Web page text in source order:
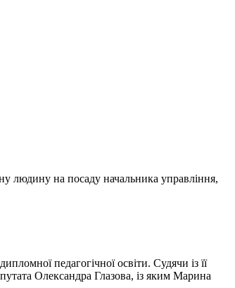
людину на посаду начальника управління,
педагогічної освіти. Судячи із її
Олександра Глазова, із яким Марина